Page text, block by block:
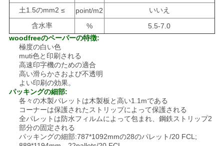
土1.5のmm2 ≤
point/m2
いいえ
含水率
%
5.5-7.0
woodfreeのペーパーの特徴:
極度の白い色
muti色と印刷される
高速印字機のための適合
高い滑らかさおよび不透明
よい印刷の効果。
パッキングの細部:
各々の木製パレットは木製板と高い1.1mである
コーナーは保護されたストリップによって保護される
全パレットは防水フィルムによって包まれ、鋼鉄ストリップ2
部分の固定される
パッキングの細部:787*1092mmの28のパレット/20 FCL;